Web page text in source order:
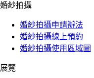
婚紗拍攝
婚紗拍攝申請辦法
婚紗拍攝線上預約
婚紗拍攝使用區域圖
展覽